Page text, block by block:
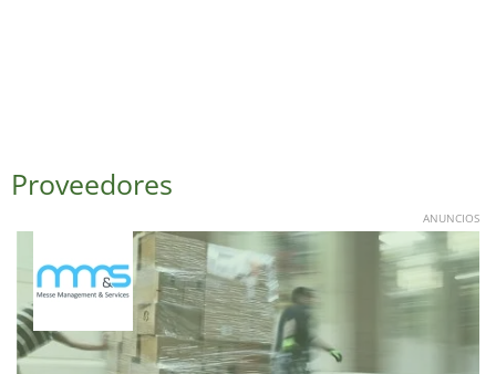
Proveedores
ANUNCIOS